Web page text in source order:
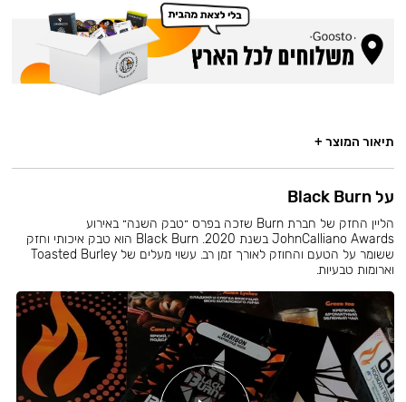
תיאור המוצר +
על Black Burn
הליין החזק של חברת Burn שזכה בפרס ״טבק השנה״ באירוע
JohnCalliano Awards בשנת 2020. Black Burn הוא טבק איכותי וחזק
ששומר על הטעם והחוזק לאורך זמן רב. עשוי מעלים של Toasted Burley
וארומות טבעיות.